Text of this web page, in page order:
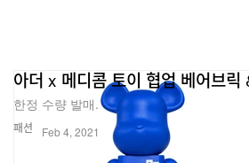
패션
아더 x 메디콤 토이 협업 베어브릭
한정 수량 발매.
Feb 4, 2021